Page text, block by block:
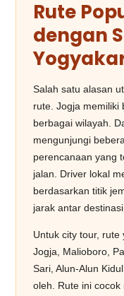
Rute
dengan
Salah satu alasan
rute. Jogja memiliki
berbagai wilayah.
mengunjungi
perencanaan yang
jalan. Driver lokal
berdasarkan titik
jarak antar destinasi.
Untuk city tour, rute
Jogja, Malioboro,
Sari, Alun-Alun
oleh. Rute ini cocok